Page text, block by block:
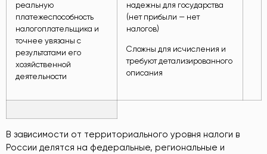
реальную
платежеспособность
налогоплательщика и
точнее увязаны с
результатами его
хозяйственной
деятельности
надежны для государства
(нет прибыли — нет
налогов)
Сложны для исчисления и
требуют детализированного
описания
В зависимости от территориального уровня налоги в
России делятся на федеральные, региональные и